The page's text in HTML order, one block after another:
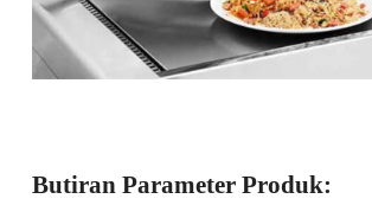
Butiran Parameter Produk: